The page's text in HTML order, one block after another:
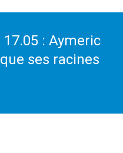
: Aymeric
ses racines